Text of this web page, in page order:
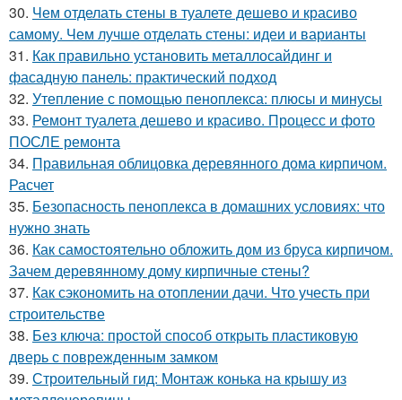
30. Чем отделать стены в туалете дешево и красиво
самому. Чем лучше отделать стены: идеи и варианты
31. Как правильно установить металлосайдинг и
фасадную панель: практический подход
32. Утепление с помощью пеноплекса: плюсы и минусы
33. Ремонт туалета дешево и красиво. Процесс и фото
ПОСЛЕ ремонта
34. Правильная облицовка деревянного дома кирпичом.
Расчет
35. Безопасность пеноплекса в домашних условиях: что
нужно знать
36. Как самостоятельно обложить дом из бруса кирпичом.
Зачем деревянному дому кирпичные стены?
37. Как сэкономить на отоплении дачи. Что учесть при
строительстве
38. Без ключа: простой способ открыть пластиковую
дверь с поврежденным замком
39. Строительный гид: Монтаж конька на крышу из